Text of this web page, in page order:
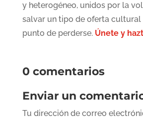
y heterogéneo, unidos por la
salvar un tipo de oferta cultural
punto de perderse. Únete y
0 comentarios
Enviar un
Tu dirección de correo